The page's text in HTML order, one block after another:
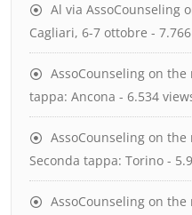
Al via AssoCounseling
Cagliari, 6-7 ottobre -
AssoCounseling on
tappa: Ancona - 6.534
AssoCounseling on
Seconda tappa: Torino -
AssoCounseling on